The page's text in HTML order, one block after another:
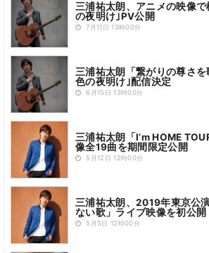
三浦祐太朗、アニメの映像
の夜明け｣PV公開
7月11日 13時00分
三浦祐太朗「繋がりの尊さ
色の夜明け｣配信決定
6月15日 13時00分
三浦祐太朗「I’m HOME
像全19曲を期間限定公開
5月12日 12時00分
三浦祐太朗、2019年東京公
ない歌」ライブ映像を初公開
5月5日 12時00分